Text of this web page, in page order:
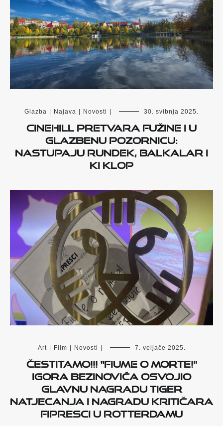
Glazba | Najava | Novosti | 30. svibnja 2025.
Cinehill pretvara Fužine i u
glazbenu pozornicu:
Nastupaju Rundek, Balkalar i
Ki Klop
Art | Film | Novosti | 7. veljače 2025.
Čestitamo!!! “Fiume o morte!”
Igora Bezinovića osvojio
glavnu nagradu Tiger
natjecanja i nagradu kritičara
FIPRESCI u Rotterdamu